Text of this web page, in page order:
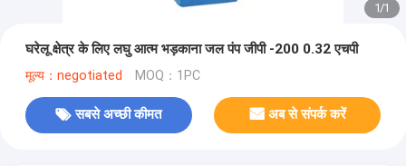
1/1
घरेलू क्षेत्र के लिए लघु आत्म भड़काना जल पंप जीपी -200 0.32 एचपी
मूल्य：negotiated MOQ：1PC
सबसे अच्छी कीमत अब से संपर्क करें